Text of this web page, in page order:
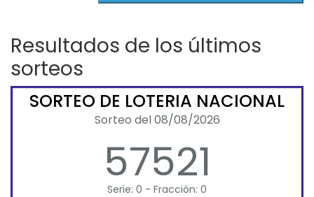
Resultados de los últimos
sorteos
SORTEO DE LOTERIA NACIONAL
Sorteo del 08/08/2026
57521
Serie: 0 - Fracción: 0